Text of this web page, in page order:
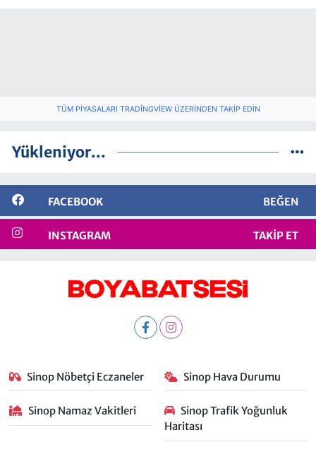
TÜM PIYASALARI TRADINGVIEW ÜZERINDEN TAKIP EDIN
Yükleniyor...
FACEBOOK BEĞEN
INSTAGRAM TAKIP ET
Sinop Nöbetçi Eczaneler Sinop Hava Durumu
Sinop Namaz Vakitleri
Sinop Trafik Yoğunluk
Haritası